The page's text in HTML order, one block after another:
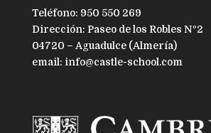
Teléfono: 950 550 269
Dirección: Paseo de los Robles Nº2
04720 – Aguadulce (Almería)
email: info@castle-school.com